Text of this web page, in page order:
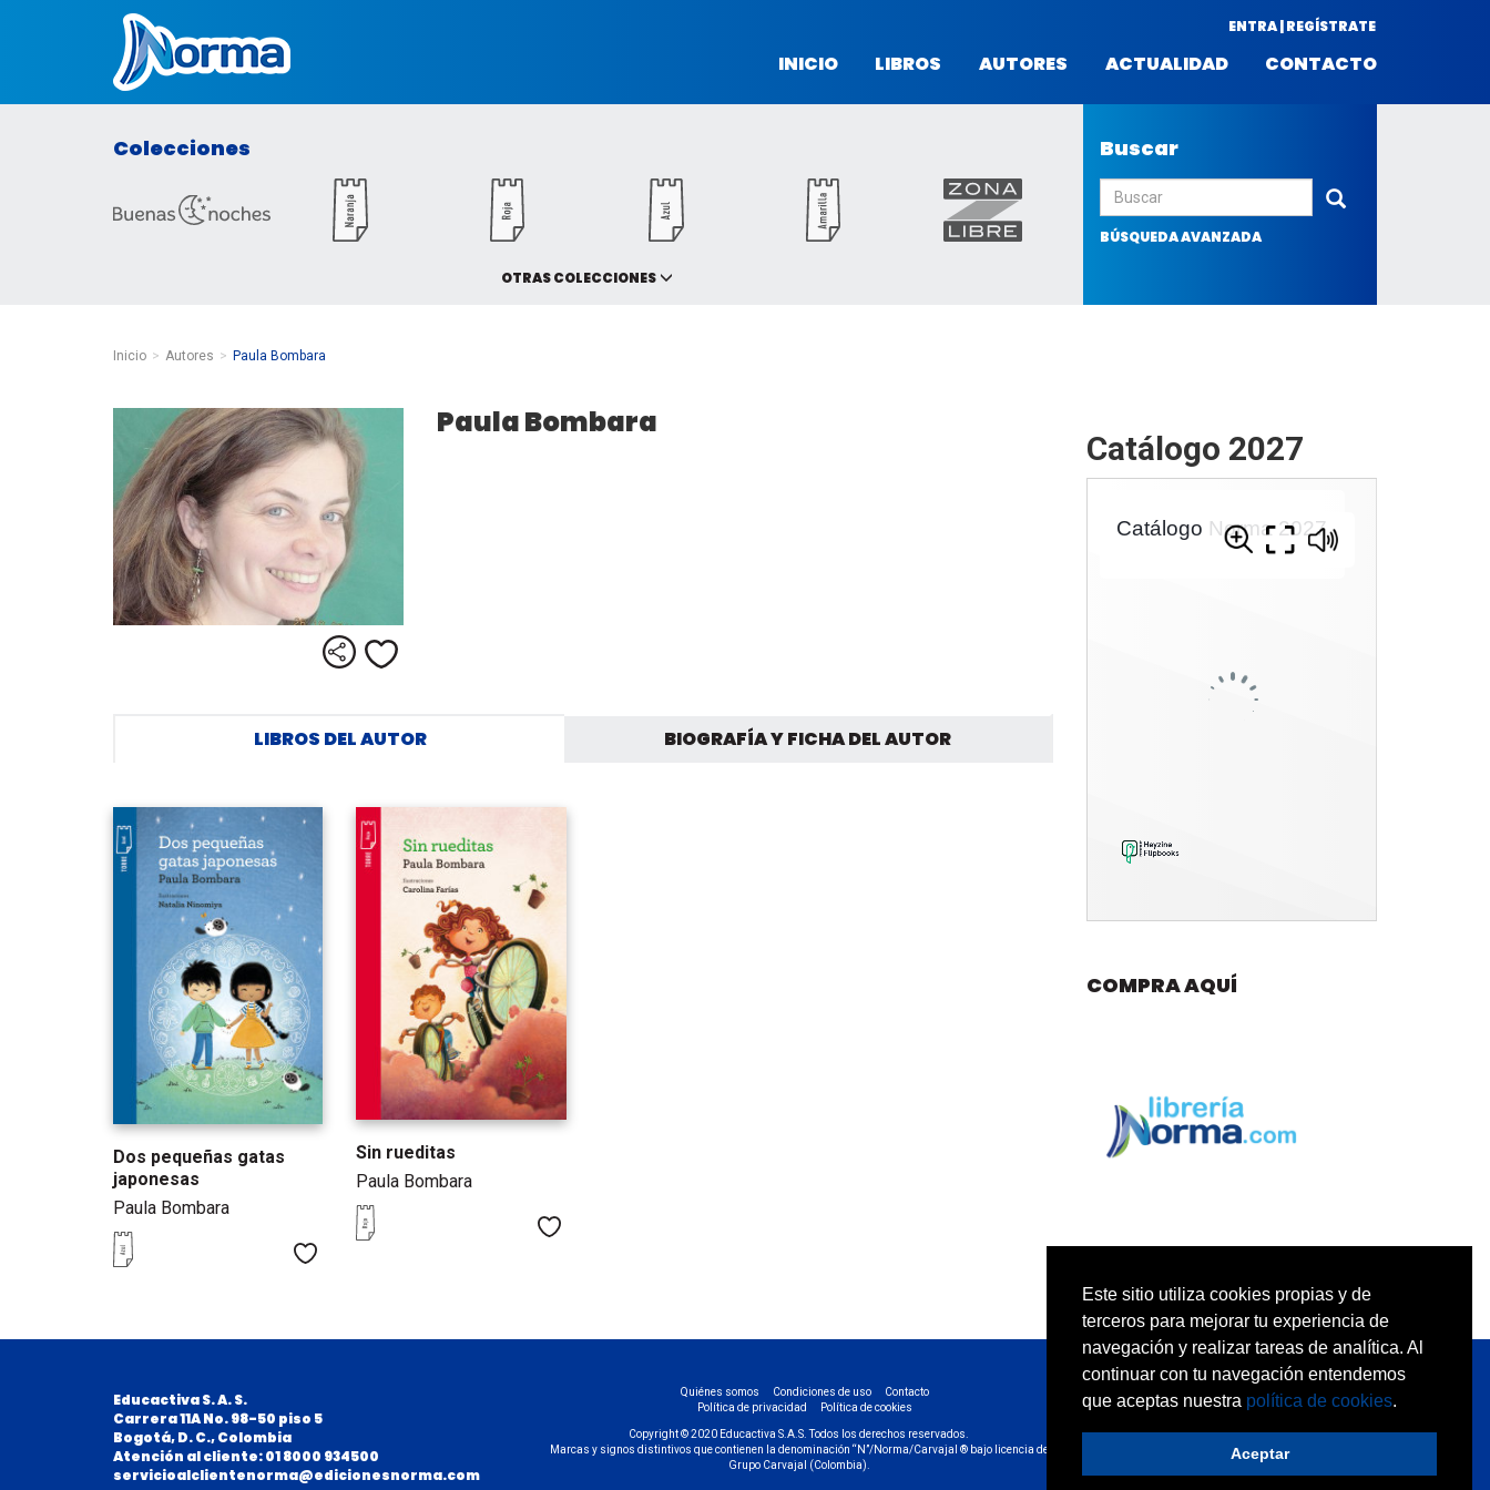
Este sitio utiliza cookies propias y de
terceros para mejorar tu experiencia de
navegación y realizar tareas de analítica. Al
continuar con tu navegación entendemos
que aceptas nuestra política de cookies.
Aceptar
ENTRA | REGÍSTRATE
INICIO LIBROS AUTORES ACTUALIDAD CONTACTO
Colecciones
OTRAS COLECCIONES
Buscar
BÚSQUEDA AVANZADA
Inicio Autores Paula Bombara
Compartir
Paula Bombara
LIBROS DEL AUTOR BIOGRAFÍA Y FICHA DEL AUTOR
Dos pequeñas gatas
japonesas
Paula Bombara
Sin rueditas
Paula Bombara
Me gusta
Catálogo 2027
COMPRA AQUÍ
Educactiva S. A. S.
Carrera 11A No. 98-50 piso 5
Bogotá, D. C., Colombia
Atención al cliente: 01 8000 934500
servicioalclientenorma@edicionesnorma.com
Quiénes somos Condiciones de uso
Contacto
Política de privacidad
Política de cookies
Copyright © 2020 Educactiva S.A.S. Todos los derechos reservados.
Marcas y signos distintivos que contienen la denominación “N”/Norma/Carvajal ® bajo licencia de
Grupo Carvajal (Colombia).
Desarrollo web: